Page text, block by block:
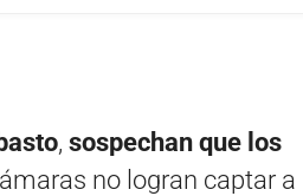
, sospechan que los
no logran captar a